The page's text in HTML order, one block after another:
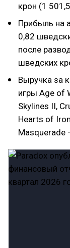
крон (1
Прибыль на
0,82
после
шведских
Выручка за
игры Age of
Skylines II,
Hearts of
Masquerade